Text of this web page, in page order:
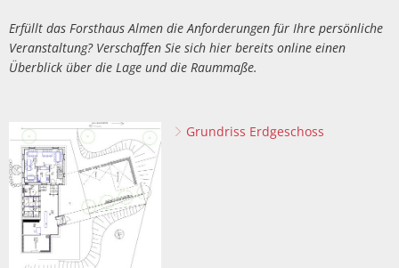
Erfüllt das Forsthaus Almen die Anforderungen für Ihre persönliche
Veranstaltung? Verschaffen Sie sich hier bereits online einen
Überblick über die Lage und die Raummaße.
Grundriss Erdgeschoss